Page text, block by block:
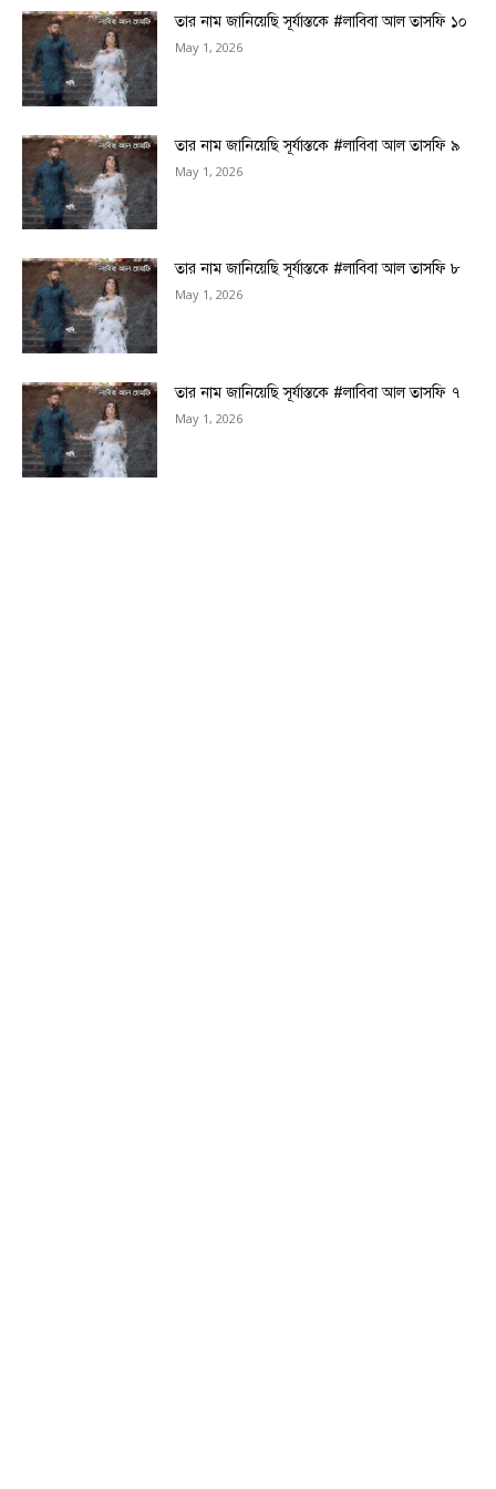
তার নাম জানিয়েছি সূর্যাস্তকে #লাবিবা আল তাসফি ১০
May 1, 2026
তার নাম জানিয়েছি সূর্যাস্তকে #লাবিবা আল তাসফি ৯
May 1, 2026
তার নাম জানিয়েছি সূর্যাস্তকে #লাবিবা আল তাসফি ৮
May 1, 2026
তার নাম জানিয়েছি সূর্যাস্তকে #লাবিবা আল তাসফি ৭
May 1, 2026